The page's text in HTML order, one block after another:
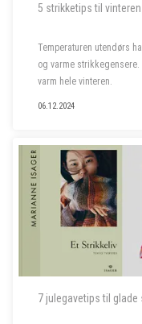
5 strikketips til
Temperaturen utendørs
og varme
varm hele vinteren.
06.12.2024
7 julegavetips til glade